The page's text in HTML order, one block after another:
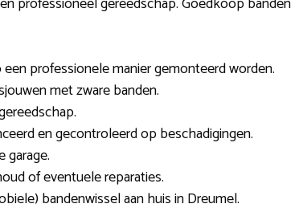
professionele manier gemonteerd worden.
met zware banden.
en gecontroleerd op beschadigingen.
garage.
of eventuele reparaties.
bandenwissel aan huis in Dreumel.